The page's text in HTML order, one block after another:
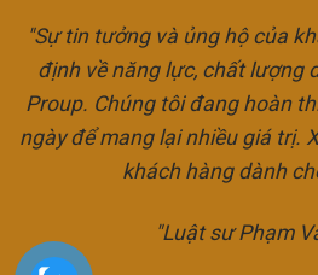
"Sự tin tưởng và ủng hộ của
định về năng lực, chất lượng
Proup. Chúng tôi đang hoàn
ngày để mang lại nhiều giá trị.
khách hàng dành
"Luật sư Phạm